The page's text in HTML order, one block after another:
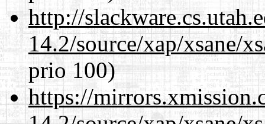
http://
14.2/source/xap/xsane/
prio 100)
https://